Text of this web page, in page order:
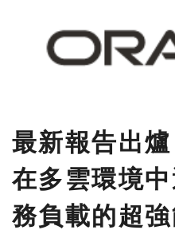
登入
刊登
最新報告出
在多雲環境
務負載的超